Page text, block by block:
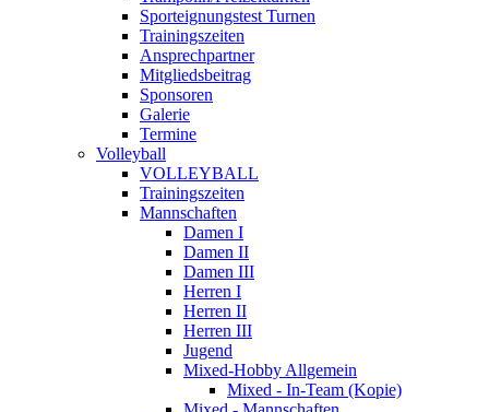
Sporteignungstest Turnen
Trainingszeiten
Ansprechpartner
Mitgliedsbeitrag
Sponsoren
Galerie
Termine
Volleyball
VOLLEYBALL
Trainingszeiten
Mannschaften
Damen I
Damen II
Damen III
Herren I
Herren II
Herren III
Jugend
Mixed-Hobby Allgemein
Mixed - In-Team (Kopie)